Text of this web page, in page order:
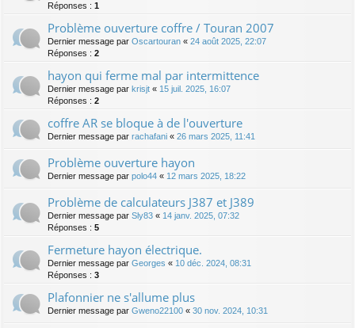
Réponses : 1
Problème ouverture coffre / Touran 2007
Dernier message par Oscartouran « 24 août 2025, 22:07
Réponses : 2
hayon qui ferme mal par intermittence
Dernier message par krisjt « 15 juil. 2025, 16:07
Réponses : 2
coffre AR se bloque à de l'ouverture
Dernier message par rachafani « 26 mars 2025, 11:41
Problème ouverture hayon
Dernier message par polo44 « 12 mars 2025, 18:22
Problème de calculateurs J387 et J389
Dernier message par Sly83 « 14 janv. 2025, 07:32
Réponses : 5
Fermeture hayon électrique.
Dernier message par Georges « 10 déc. 2024, 08:31
Réponses : 3
Plafonnier ne s'allume plus
Dernier message par Gweno22100 « 30 nov. 2024, 10:31